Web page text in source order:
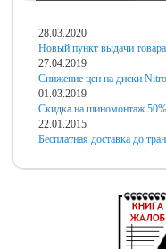
28.03.2020
Новый пункт выдачи
27.04.2019
Снижение цен на диски
01.03.2019
Скидка на шиномонтаж 50%
22.01.2015
Бесплатная доставка до